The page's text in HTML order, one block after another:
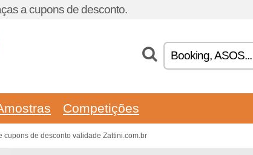
a cupons de desconto.
Competições
cupons de desconto validade Zattini.com.br